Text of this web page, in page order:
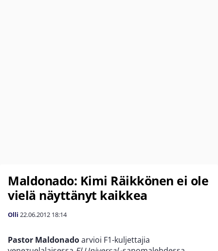
Maldonado: Kimi Räikkönen ei ole
vielä näyttänyt kaikkea
Olli 22.06.2012 18:14
Pastor Maldonadoarvioi F1-kuljettajia